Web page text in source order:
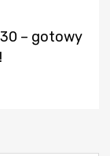
30 – gotowy